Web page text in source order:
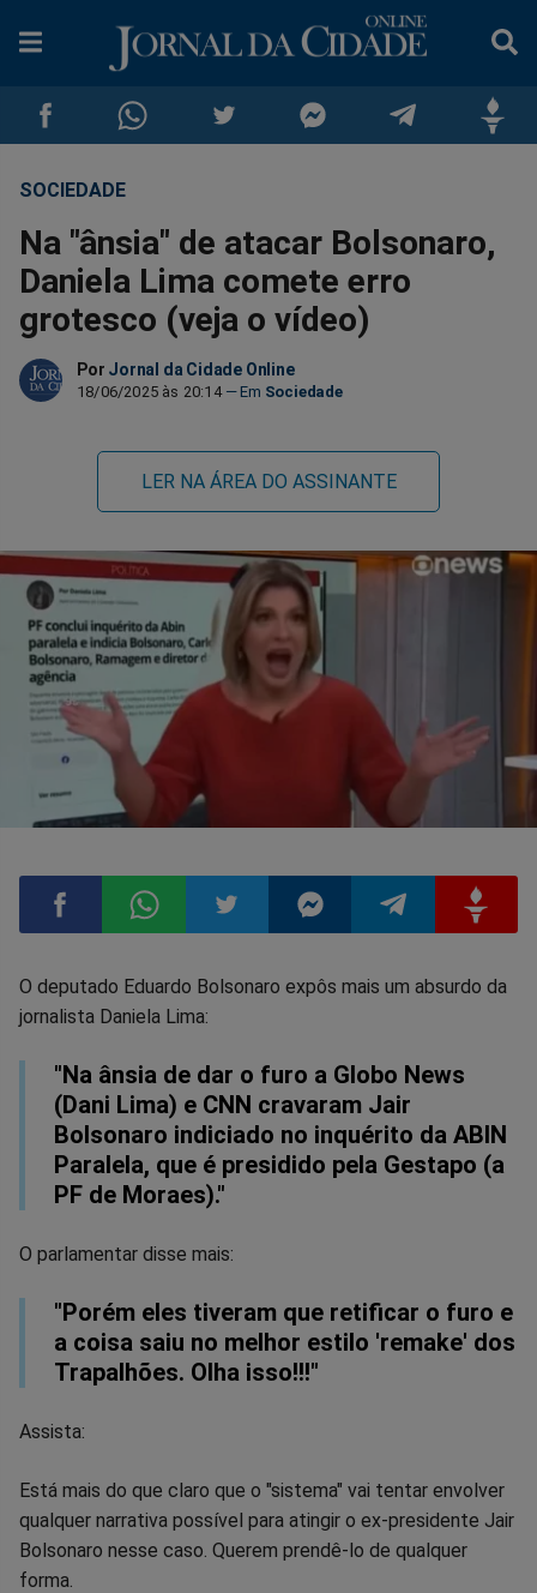
Compartilhar
no
Facebook
Compartilhar
no
Whatsapp
no
Twitter
no
Messenger
no
Telegram
no
SOCIEDADE
Na "ânsia" de atacar Bolsonaro,
Daniela Lima comete erro
grotesco (veja o vídeo)
Por Jornal da Cidade Online
18/06/2025 às 20:14 Sociedade
LER NA ÁREA DO ASSINANTE
Compartilhar
Facebook
Compartilhar
Whatsapp
Compartilhar
Twitter
Compartilhar
Messenger
Compartilhar
Telegram
O deputado Eduardo Bolsonaro expôs mais um absurdo da
jornalista Daniela Lima:
"Na ânsia de dar o furo a Globo News
(Dani Lima) e CNN cravaram Jair
Bolsonaro indiciado no inquérito da ABIN
Paralela, que é presidido pela Gestapo (a
PF de Moraes)."
O parlamentar disse mais:
"Porém eles tiveram que retificar o furo e
a coisa saiu no melhor estilo 'remake' dos
Trapalhões. Olha isso!!!"
Assista:
Está mais do que claro que o "sistema" vai tentar envolver
qualquer narrativa possível para atingir o ex-presidente Jair
Bolsonaro nesse caso. Querem prendê-lo de qualquer
forma.